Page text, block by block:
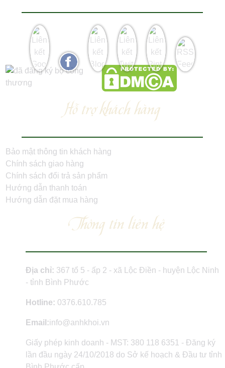
Hỗ trợ khách hàng
Bảo mật thông tin khách hàng
Chính sách giao hàng
Chính sách đổi trả sản phẩm
Hướng dẫn thanh toán
Hướng dẫn đặt mua hàng
Thông tin liên hệ
Địa chỉ: 367 tổ 5 - ấp 2 - xã Lộc Điền - huyện Lộc Ninh
- tỉnh Bình Phước
Hotline: 0376.610.785
Email:info@anhkhoi.vn
Giấy phép kinh doanh - MST: 380 118 6351 - Đăng ký
lần đầu ngày 24/10/2018 do Sở kế hoạch & Đầu tư tỉnh